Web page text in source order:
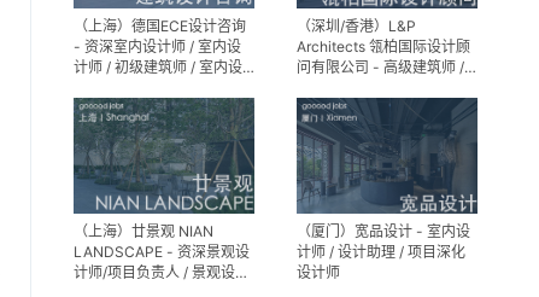
（上海）德国ECE设计咨询
- 资深室内设计师 / 室内设
计师 / 初级建筑师 / 室内设
习生
（深圳/香港）L&P
Architects 瓴柏国际设计顾
问有限公司 - 高级建筑师 /
精装设计师
（上海）廿景观 NIAN
LANDSCAPE - 资深景观设
计师/项目负责人 / 景观设计
（厦门）宽品设计 - 室内设
计师 / 设计助理 / 项目深化
设计师